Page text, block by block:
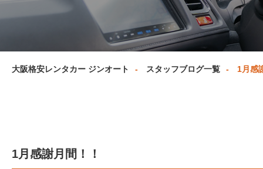
大阪格安レンタカー ジンオート スタッフブログ一覧 1月感
1月感謝月間！！